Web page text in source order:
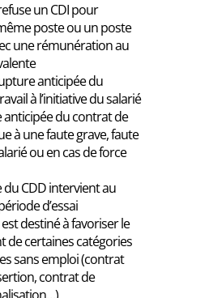
un CDI pour
poste ou un poste
une rémunération au
anticipée du
à l’initiative du salarié
anticipée du contrat de
à une faute grave, faute
ou en cas de force
du CDD intervient au
d’essai
destiné à favoriser le
de certaines catégories
sans emploi (contrat
contrat de